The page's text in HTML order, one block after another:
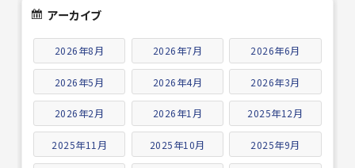
アーカイブ
2026年8月 2026年7月 2026年6月
2026年5月 2026年4月 2026年3月
2026年2月 2026年1月 2025年12月
2025年11月 2025年10月 2025年9月